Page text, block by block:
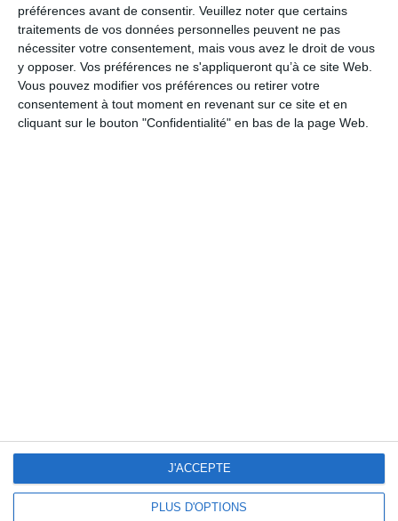
préférences avant de consentir. Veuillez noter que certains
traitements de vos données personnelles peuvent ne pas
nécessiter votre consentement, mais vous avez le droit de vous
y opposer. Vos préférences ne s'appliqueront qu’à ce site Web.
Vous pouvez modifier vos préférences ou retirer votre
consentement à tout moment en revenant sur ce site et en
cliquant sur le bouton "Confidentialité" en bas de la page Web.
PLUS D'OPTIONS
J'ACCEPTE
Dégustation :
couleur
rubis. Nez aux notes
évoluées de figue
séchée, de pruneau, avec
une pointe réglissée. En
bouche, arômes de
1 rue des Monts, Faye d’Anjou
49380 Bellevigne en Layon